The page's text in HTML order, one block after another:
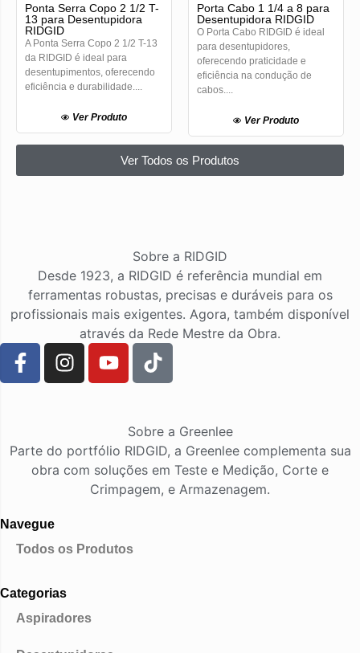
Ponta Serra Copo 2 1/2 T-
13 para Desentupidora
RIDGID
A Ponta Serra Copo 2 1/2 T-13
da RIDGID é ideal para
desentupimentos, oferecendo
eficiência e durabilidade....
Ver Produto
Porta Cabo 1 1/4 a 8 para
Desentupidora RIDGID
O Porta Cabo RIDGID é ideal
para desentupidores,
oferecendo praticidade e
eficiência na condução de
cabos....
Ver Produto
Ver Todos os Produtos
Sobre a RIDGID
Desde 1923, a RIDGID é referência mundial em
ferramentas robustas, precisas e duráveis para os
profissionais mais exigentes. Agora, também disponível
através da Rede Mestre da Obra.
Sobre a Greenlee
Parte do portfólio RIDGID, a Greenlee complementa sua
obra com soluções em Teste e Medição, Corte e
Crimpagem, e Armazenagem.
Navegue
Todos os Produtos
Categorias
Aspiradores